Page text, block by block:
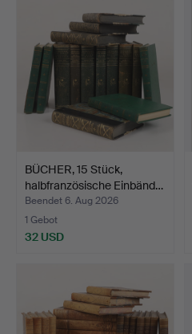
BÜCHER, 15 Stück,
halbfranzösische Einbänd…
Beendet 6. Aug 2026
1 Gebot
32 USD